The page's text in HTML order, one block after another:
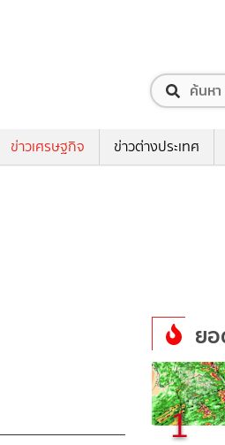
ข่าวเศรษฐกิจ ข่าวต่างประเทศ
ย
1